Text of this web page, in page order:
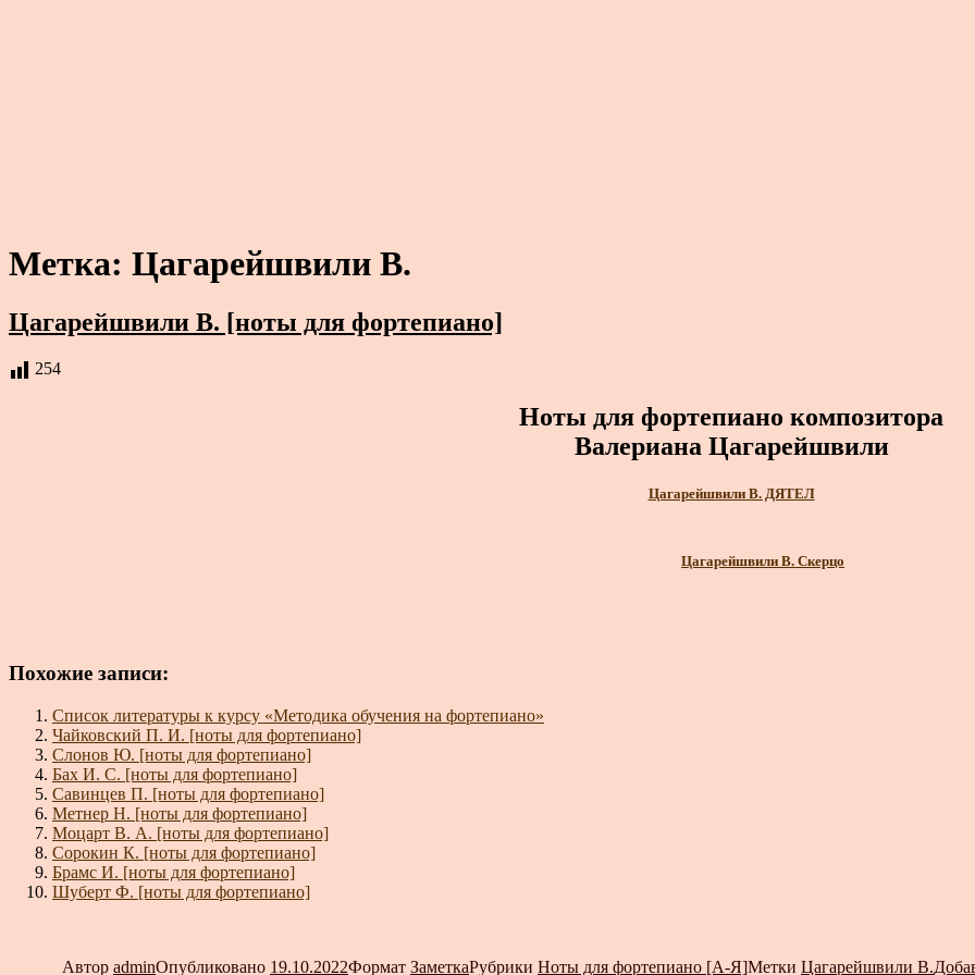
Метка: Цагарейшвили В.
Цагарейшвили В. [ноты для фортепиано]
254
Ноты для фортепиано композитора
Валериана Цагарейшвили
Цагарейшвили В. ДЯТЕЛ
Цагарейшвили В. Скерцо
Похожие записи:
Список литературы к курсу «Методика обучения на фортепиано»
Чайковский П. И. [ноты для фортепиано]
Слонов Ю. [ноты для фортепиано]
Бах И. С. [ноты для фортепиано]
Савинцев П. [ноты для фортепиано]
Метнер Н. [ноты для фортепиано]
Моцарт В. А. [ноты для фортепиано]
Сорокин К. [ноты для фортепиано]
Брамс И. [ноты для фортепиано]
Шуберт Ф. [ноты для фортепиано]
Автор adminОпубликовано 19.10.2022Формат ЗаметкаРубрики Ноты для фортепиано [А-Я]Метки Цагарейшвили В.